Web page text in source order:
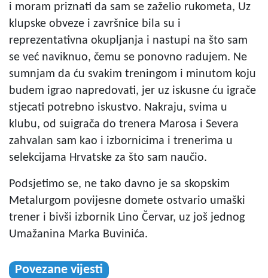
i moram priznati da sam se zaželio rukometa, Uz
klupske obveze i završnice bila su i
reprezentativna okupljanja i nastupi na što sam
se već naviknuo, čemu se ponovno radujem. Ne
sumnjam da ću svakim treningom i minutom koju
budem igrao napredovati, jer uz iskusne ću igrače
stjecati potrebno iskustvo. Nakraju, svima u
klubu, od suigrača do trenera Marosa i Severa
zahvalan sam kao i izbornicima i trenerima u
selekcijama Hrvatske za što sam naučio.
Podsjetimo se, ne tako davno je sa skopskim
Metalurgom povijesne domete ostvario umaški
trener i bivši izbornik Lino Červar, uz još jednog
Umažanina Marka Buvinića.
Povezane vijesti